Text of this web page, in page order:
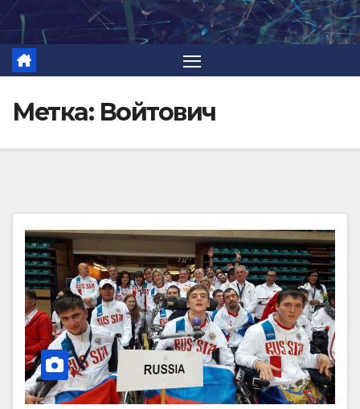
Перейти
содержимому
Метка: Войтович